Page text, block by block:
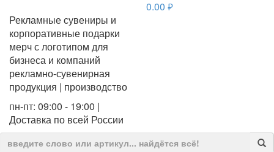
Рекламные сувениры и
корпоративные подарки
мерч с логотипом для
бизнеса и компаний
рекламно-сувенирная
продукция | производство
пн-пт: 09:00 - 19:00 |
Доставка по всей России
0.00 руб.